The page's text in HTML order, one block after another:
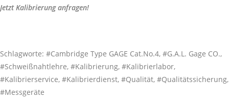
Jetzt Kalibrierung anfragen!
Schlagworte: #Cambridge Type GAGE Cat.No.4, #G.A.L. Gage CO.,
#Schweißnahtlehre, #Kalibrierung, #Kalibrierlabor,
#Kalibrierservice, #Kalibrierdienst, #Qualität, #Qualitätssicherung,
#Messgeräte